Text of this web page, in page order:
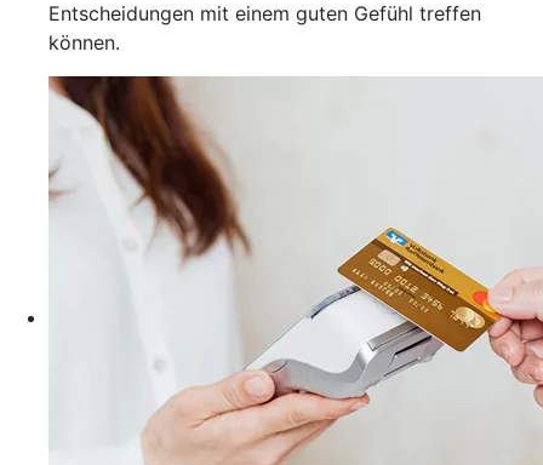
Entscheidungen mit einem guten Gefühl treffen
können.